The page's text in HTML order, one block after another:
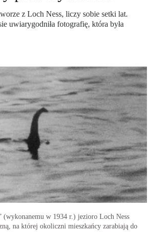
z Loch Ness, liczy sobie setki lat.
uwiarygodniła fotografię, która była
(wykonanemu w 1934 r.) jezioro Loch Ness
na której okoliczni mieszkańcy zarabiają do